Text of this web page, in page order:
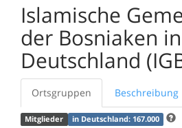
Islamische
der Bosniaken in
Deutschland
Ortsgruppen Beschreibung
Mitglieder in Deutschland: 167.000